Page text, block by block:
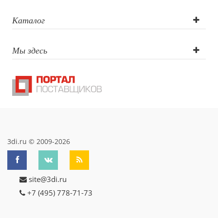
Тампопечать
Каталог
Мы здесь
3di.ru © 2009-2026
site@3di.ru
+7 (495) 778-71-73